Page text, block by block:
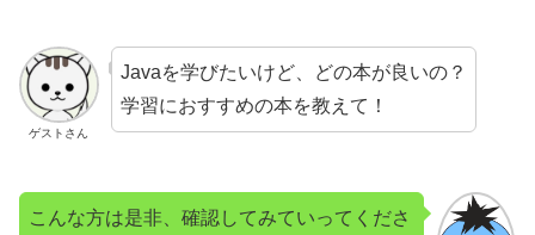
ゲストさん
Javaを学びたいけど、どの本が良いの？
学習におすすめの本を教えて！
こんな方は是非、確認してみていってくださ